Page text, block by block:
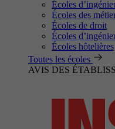
Écoles
Écoles des
Écoles de droit
Écoles
Écoles hôtelières
Toutes les écoles
AVIS DES